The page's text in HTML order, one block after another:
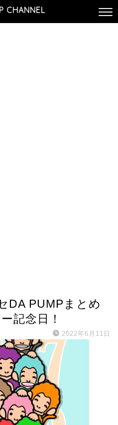
CHANNEL
DA PUMPまとめ
記念日！
2022年6月11日